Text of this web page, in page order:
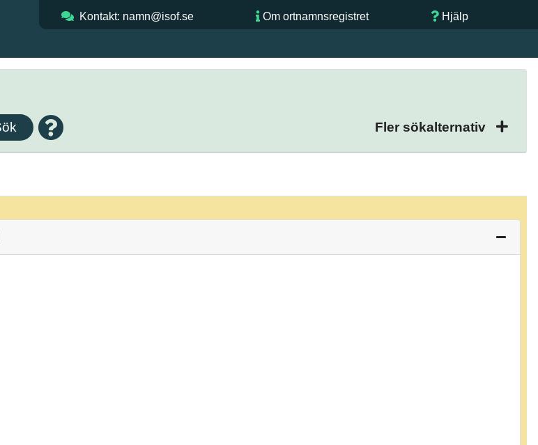
Kontakt: namn@isof.se Om ortnamnsregistret Hjälp
Fler sökalternativ